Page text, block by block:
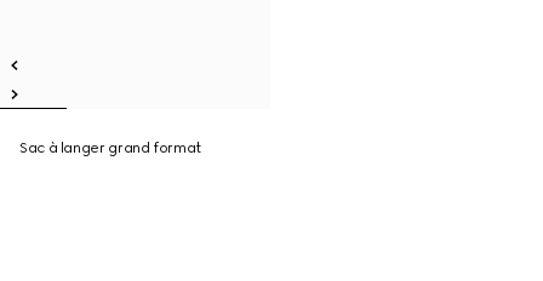
Sac à langer grand format